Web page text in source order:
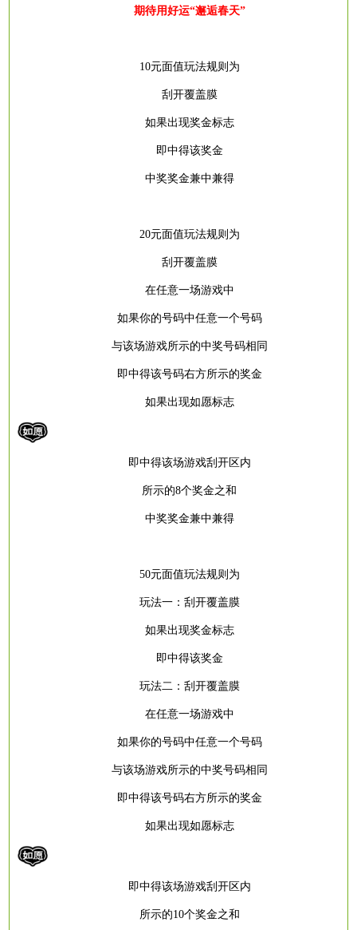
期待用好运“邂逅春天”
10元面值玩法规则为
刮开覆盖膜
如果出现奖金标志
即中得该奖金
中奖奖金兼中兼得
20元面值玩法规则为
刮开覆盖膜
在任意一场游戏中
如果你的号码中任意一个号码
与该场游戏所示的中奖号码相同
即中得该号码右方所示的奖金
如果出现如愿标志
即中得该场游戏刮开区内
所示的8个奖金之和
中奖奖金兼中兼得
50元面值玩法规则为
玩法一：刮开覆盖膜
如果出现奖金标志
即中得该奖金
玩法二：刮开覆盖膜
在任意一场游戏中
如果你的号码中任意一个号码
与该场游戏所示的中奖号码相同
即中得该号码右方所示的奖金
如果出现如愿标志
即中得该场游戏刮开区内
所示的10个奖金之和